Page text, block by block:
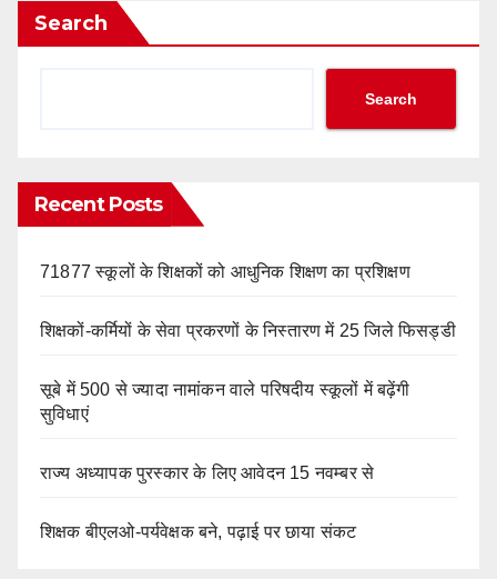
Search
Search
Recent Posts
71877 स्कूलों के शिक्षकों को आधुनिक शिक्षण का प्रशिक्षण
शिक्षकों-कर्मियों के सेवा प्रकरणों के निस्तारण में 25 जिले फिसड्डी
सूबे में 500 से ज्यादा नामांकन वाले परिषदीय स्कूलों में बढ़ेंगी
सुविधाएं
राज्य अध्यापक पुरस्कार के लिए आवेदन 15 नवम्बर से
शिक्षक बीएलओ-पर्यवेक्षक बने, पढ़ाई पर छाया संकट